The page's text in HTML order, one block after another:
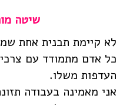
שיטה
לא קיימת תבנית אחת
כל אדם מתמודד עם
העדפות משלו.
אני מאמינה בעבודה